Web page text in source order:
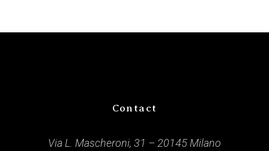
Contact
Via L. Mascheroni, 31 – 20145 Milano